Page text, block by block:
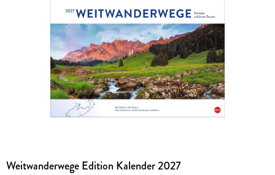
Weitwanderwege Edition Kalender 2027